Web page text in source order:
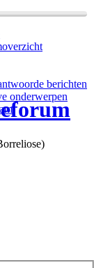
berichten
onderwerpen